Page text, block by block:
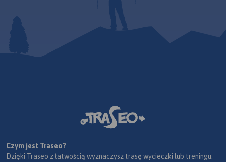
Czym jest Traseo?
Dzięki Traseo z łatwością wyznaczysz trasę wycieczki lub treningu.